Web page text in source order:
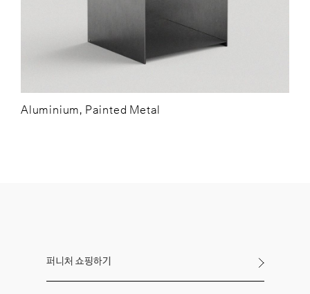
Aluminium, Painted Metal
퍼니처 쇼핑하기